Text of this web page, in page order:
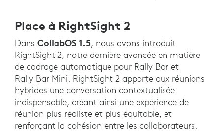
Place à RightSight 2
Dans CollabOS 1.5, nous avons introduit
RightSight 2, notre dernière avancée en matière
de cadrage automatique pour Rally Bar et
Rally Bar Mini. RightSight 2 apporte aux réunions
hybrides une conversation contextualisée
indispensable, créant ainsi une expérience de
réunion plus réaliste et plus équitable, et
renforçant la cohésion entre les collaborateurs.